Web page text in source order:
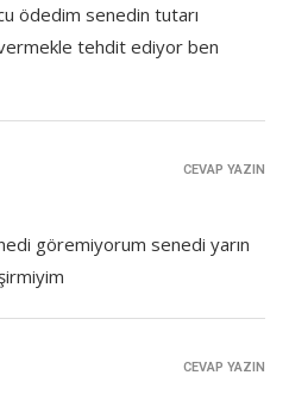
ödedim senedin tutarı
tehdit ediyor ben
göremiyorum senedi yarın
CEVAP YAZIN
CEVAP YAZIN